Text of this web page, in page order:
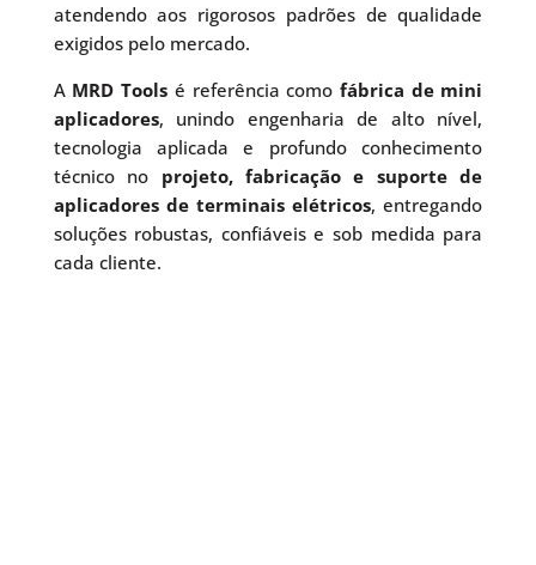
atendendo aos rigorosos padrões de qualidade
exigidos pelo mercado.
A MRD Tools é referência como fábrica de mini
aplicadores, unindo engenharia de alto nível,
tecnologia aplicada e profundo conhecimento
técnico no projeto, fabricação e suporte de
aplicadores de terminais elétricos, entregando
soluções robustas, confiáveis e sob medida para
cada cliente.